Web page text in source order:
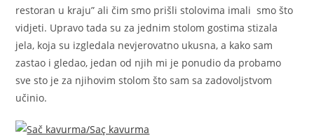
restoran u kraju” ali čim smo prišli stolovima imali smo što
vidjeti. Upravo tada su za jednim stolom gostima stizala
jela, koja su izgledala nevjerovatno ukusna, a kako sam
zastao i gledao, jedan od njih mi je ponudio da probamo
sve sto je za njihovim stolom što sam sa zadovoljstvom
učinio.